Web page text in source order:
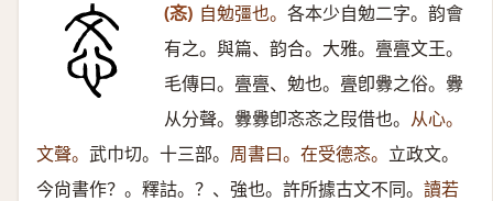
(忞) 自勉彊也。 各本少自勉二字。韵會
有之。與篇、韵合。大雅。亹亹文王。
毛傳曰。亹亹、勉也。亹卽釁之俗。釁
从分聲。釁釁卽忞忞之叚借也。 从心。
文聲。 武巾切。十三部。 周書曰。在受德忞。 立政文。
今尙書作？。釋詁。？、強也。許所據古文不同。 讀若